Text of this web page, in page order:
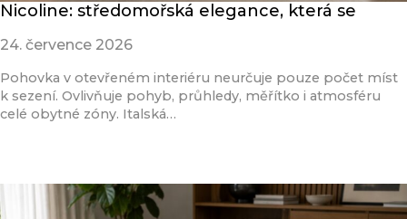
Nicoline: středomořská elegance, která se
24. července 2026
Pohovka v otevřeném interiéru neurčuje pouze počet míst
k sezení. Ovlivňuje pohyb, průhledy, měřítko i atmosféru
celé obytné zóny. Italská…